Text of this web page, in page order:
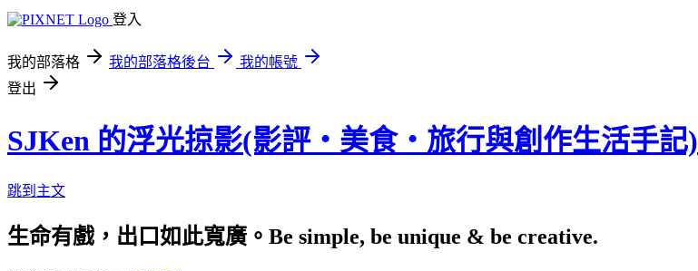
登入
我的部落格 我的部落格後台
我的帳號
登出
SJKen 的浮光掠影(影評‧美食‧旅行與創作生活手記)
跳到主文
生命有戲，出口如此寬廣。Be simple, be unique & be creative.